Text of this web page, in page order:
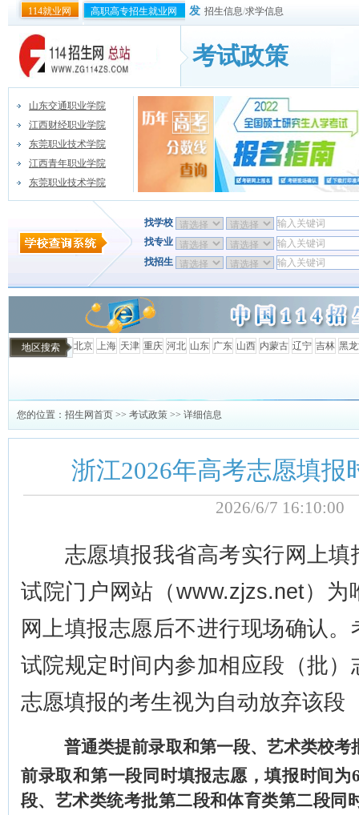
114就业网 高职高专招生就业网 发 招生信息/求学信息
考试政策
山东交通职业学院
江西财经职业学院
东莞职业技术学院
江西青年职业学院
东莞职业技术学院
找学校
找专业
找招生
地区搜索 北京 上海 天津 重庆 河北 山东 广东 山西 内蒙古 辽宁 吉林 黑
您的位置： 招生网首页 >> 考试政策 >> 详细信息
浙江2026年高考志愿填报
2026/6/7 16:10:00
志愿填报我省高考实行网上填
试院门户网站（www.zjzs.net）为
网上填报志愿后不进行现场确认
试院规定时间内参加相应段（批
志愿填报的考生视为自动放弃该段
普通类提前录取和第一段、艺术类校
前录取和第一段同时填报志愿，填报时间
段、艺术类统考批第二段和体育类第二段同